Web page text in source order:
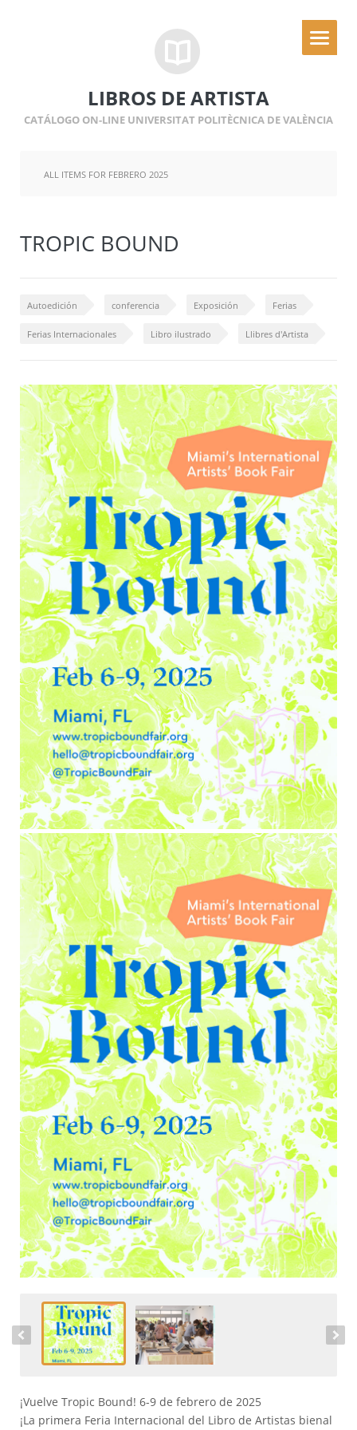
LIBROS DE ARTISTA
CATÁLOGO ON-LINE UNIVERSITAT POLITÈCNICA DE VALÈNCIA
ALL ITEMS FOR FEBRERO 2025
TROPIC BOUND
Autoedición conferencia Exposición Ferias
Ferias Internacionales Libro ilustrado Llibres d'Artista
¡Vuelve Tropic Bound! 6-9 de febrero de 2025
¡La primera Feria Internacional del Libro de Artistas bienal